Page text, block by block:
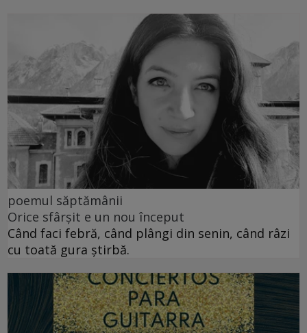
poemul săptămânii
Orice sfârșit e un nou început
Când faci febră, când plângi din senin, când râzi
cu toată gura știrbă.